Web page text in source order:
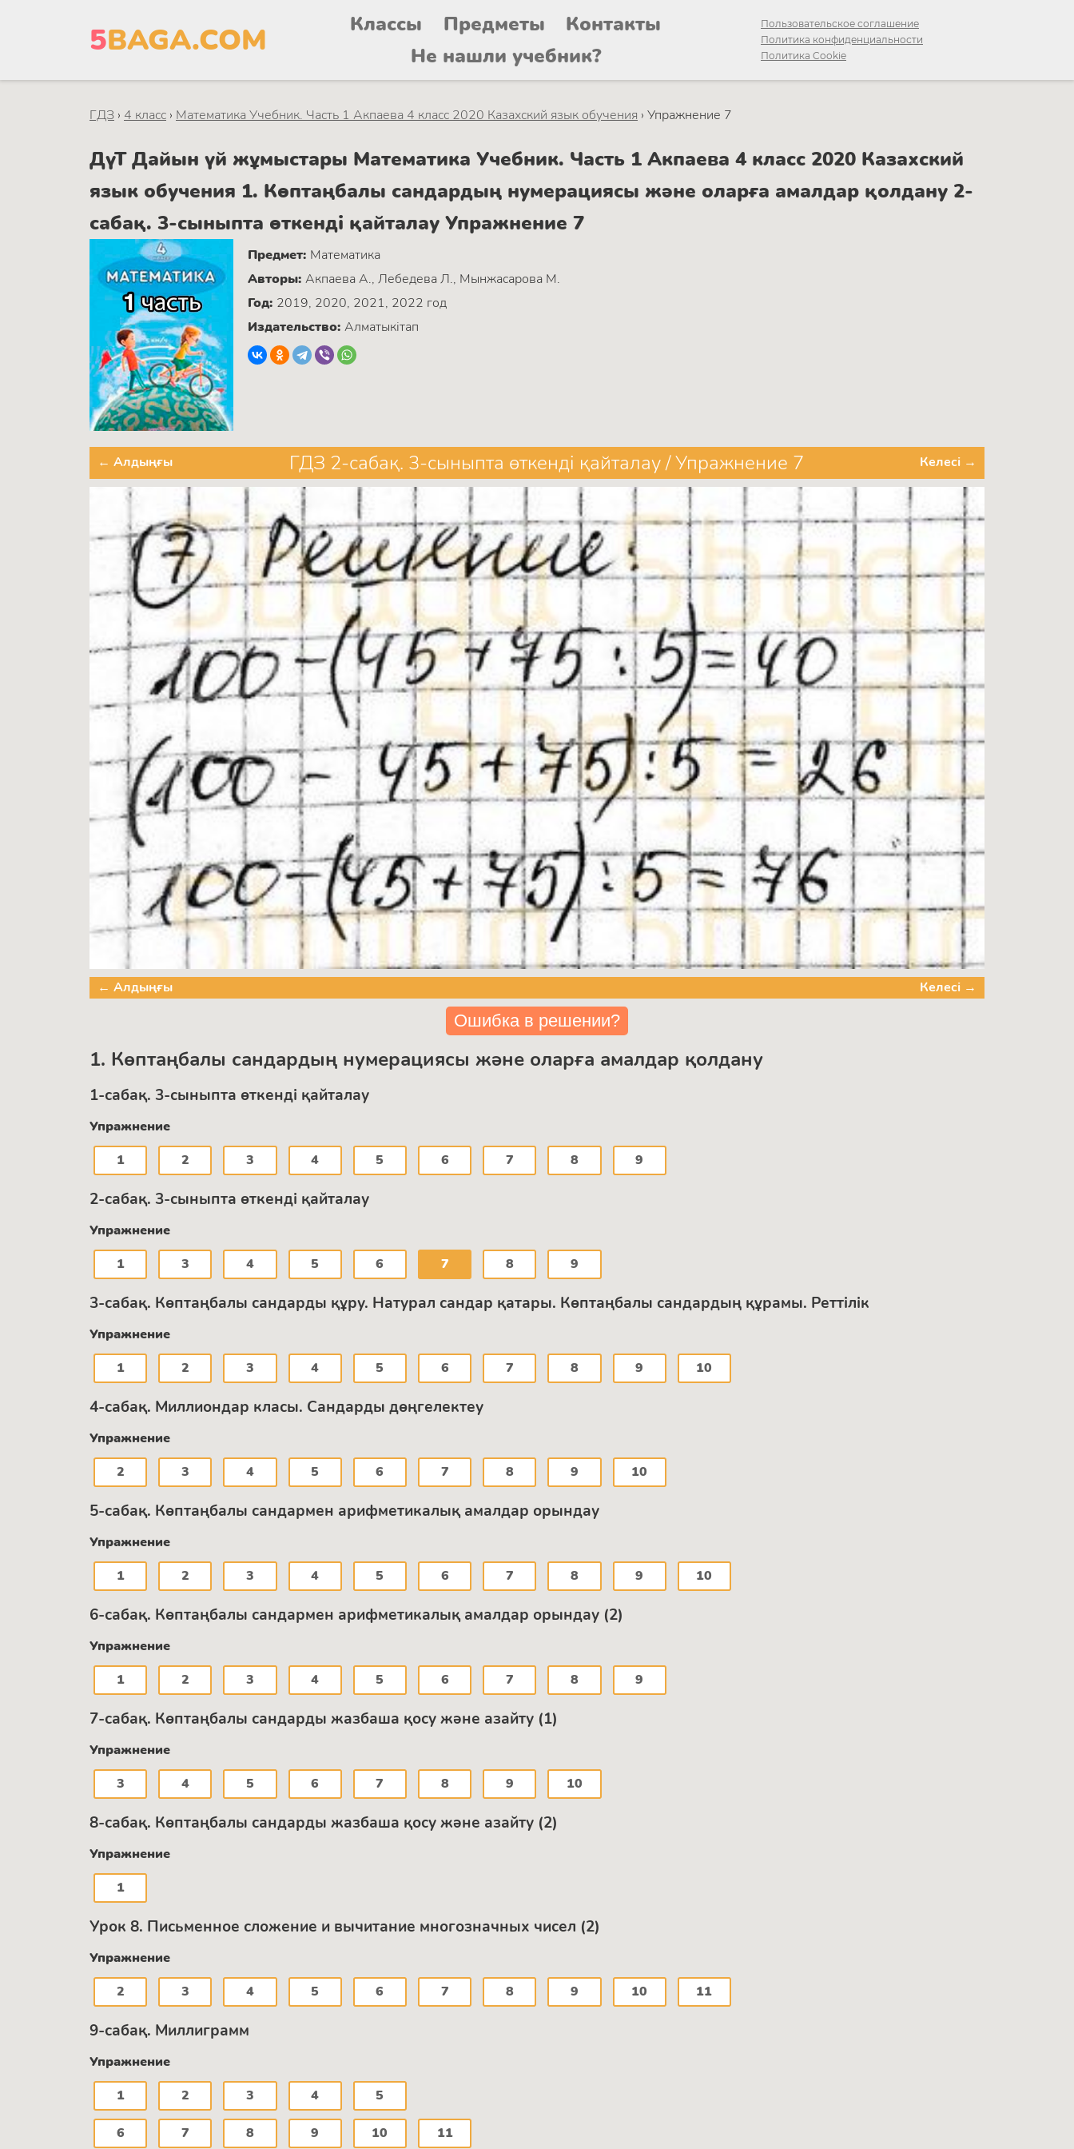
5BAGA.COM Классы Предметы
Контакты
Не нашли учебник?
Пользовательское соглашение
Политика конфиденциальности
Политика Cookie
ГДЗ › 4 класс › Математика Учебник. Часть 1 Акпаева 4 класс 2020 Казахский язык обучения › Упражнение 7
ДүТ Дайын үй жұмыстары Математика Учебник. Часть 1 Акпаева 4 класс 2020 Казахский
язык обучения 1. Көптаңбалы сандардың нумерациясы және оларға амалдар қолдану 2-
сабақ. 3-сыныпта өткенді қайталау Упражнение 7
Предмет: Математика
Авторы: Акпаева А., Лебедева Л., Мынжасарова М.
Год: 2019, 2020, 2021, 2022 год
Издательство: Алматыкітап
← Алдыңғы ГДЗ 2-сабақ. 3-сыныпта өткенді қайталау / Упражнение 7 Келесі →
← Алдыңғы Келесі →
Ошибка в решении?
1. Көптаңбалы сандардың нумерациясы және оларға амалдар қолдану
1-сабақ. 3-сыныпта өткенді қайталау
Упражнение
1
2 3 4 5 6 7 8 9
2-сабақ. 3-сыныпта өткенді қайталау
Упражнение
1
3 4 5 6 7 8 9
3-сабақ. Көптаңбалы сандарды құру. Натурал сандар қатары. Көптаңбалы сандардың құрамы. Реттілік
Упражнение
1
2 3 4 5 6 7 8 9 10
4-сабақ. Миллиондар класы. Сандарды дөңгелектеу
Упражнение
2
3 4 5 6 7 8 9 10
5-сабақ. Көптаңбалы сандармен арифметикалық амалдар орындау
Упражнение
1
2 3 4 5 6 7 8 9 10
6-сабақ. Көптаңбалы сандармен арифметикалық амалдар орындау (2)
Упражнение
1
2 3 4 5 6 7 8 9
7-сабақ. Көптаңбалы сандарды жазбаша қосу және азайту (1)
Упражнение
3
4 5 6 7 8 9 10
8-сабақ. Көптаңбалы сандарды жазбаша қосу және азайту (2)
Упражнение
1
Урок 8. Письменное сложение и вычитание многозначных чисел (2)
Упражнение
2
3 4 5 6 7 8 9 10 11
9-сабақ. Миллиграмм
Упражнение
1
2 3 4 5
6 7 8 9 10 11